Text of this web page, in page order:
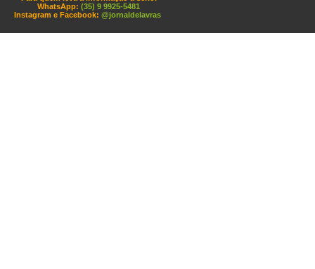
WhatsApp: (35) 9 9925-5481
Instagram e Facebook: @jornaldelavras